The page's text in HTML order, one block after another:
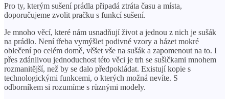
Pro ty, kterým sušení prádla připadá ztráta času a místa,
doporučujeme zvolit pračku s funkcí sušení.
Je mnoho věcí, které nám usnadňují život a jednou z nich je sušák
na prádlo. Není třeba vymýšlet podivné vzory a házet mokré
oblečení po celém domě, věšet vše na sušák a zapomenout na to. I
přes zdánlivou jednoduchost této věci je trh se sušičkami mnohem
rozmanitější, než by se dalo předpokládat. Existují kopie s
technologickými funkcemi, o kterých možná nevíte. S
odborníkem si rozumíme s různými modely.